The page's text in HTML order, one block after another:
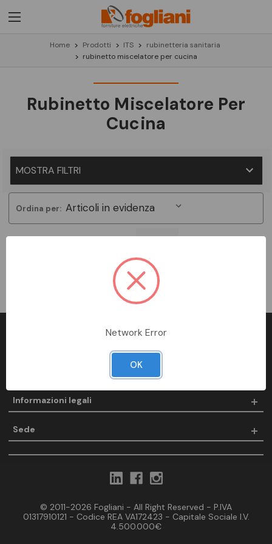
Home Prodotti ITS
rubinetteria sanitaria
rubinetto miscelatore per cucina
Rubinetto Miscelatore Per
Cucina
MOSTRA FILTRI
Ordina per:
Non ci sono prodotti in questa categoria.
Informazioni legali
Sede
© 2011-2026 Fogliani - All Right Reserved - P.IVA
01317910121 - Codice REA VA172423 - Capitale Sociale I.V.
4.500.000€
Network Error
OK